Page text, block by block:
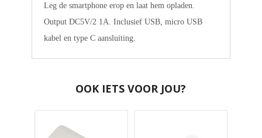
Leg de smartphone erop en laat hem opladen.
Output DC5V/2 1A. Inclusief USB, micro USB
kabel en type C aansluiting.
OOK IETS VOOR JOU?